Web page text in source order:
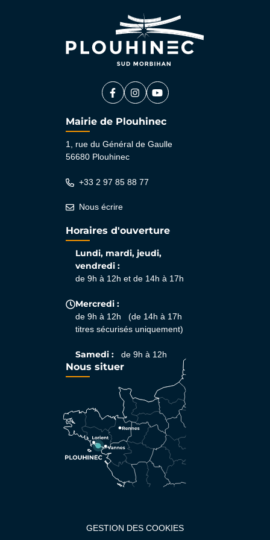
Facebook
(ouverture dans un nouvel onglet)
Instagram
(ouverture dans un nouvel
YouTube
(ouverture dans un
Mairie de Plouhinec
1, rue du Général de Gaulle
56680 Plouhinec
+33 2 97 85 88 77
Nous écrire
Horaires d'ouverture
Lundi, mardi, jeudi,
vendredi :
de 9h à 12h et de 14h à 17h
Mercredi :
de 9h à 12h (de 14h à 17h
titres sécurisés uniquement)
Samedi : de 9h à 12h
Nous situer
GESTION DES COOKIES